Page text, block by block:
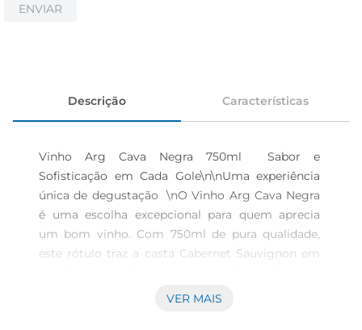
ENVIAR
Descrição Características
Vinho Arg Cava Negra 750ml  Sabor e
Sofisticação em Cada Gole\n\nUma experiência
única de degustação  \nO Vinho Arg Cava Negra
é uma escolha excepcional para quem aprecia
um bom vinho. Com 750ml de pura qualidade,
este rótulo traz a casta Cabernet Sauvignon em
experiência de degustação que agrada tanto os
VER MAIS